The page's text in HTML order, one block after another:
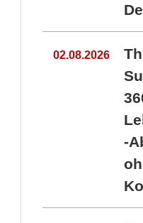
02.08.2026
-